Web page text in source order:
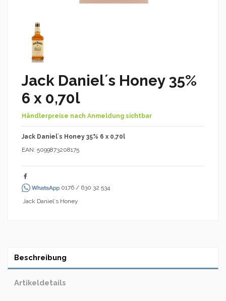
Jack Daniel´s Honey 35%
6 x 0,70l
Händlerpreise nach Anmeldung sichtbar
Jack Daniel´s Honey 35% 6 x 0,70l
EAN: 5099873208175
0176 / 630 32 534
Jack Daniel´s Honey
Beschreibung
Artikeldetails